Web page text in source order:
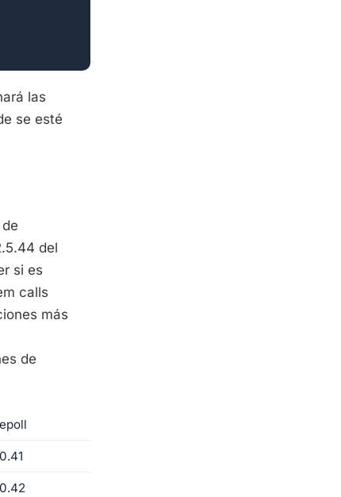
las
se esté
del
si es
calls
más
de
epoll
0.41
0.42